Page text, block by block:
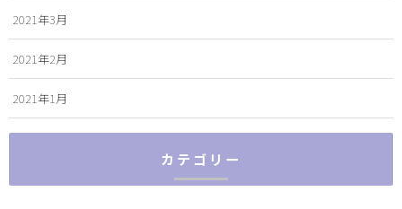
2021年3月
2021年2月
2021年1月
カテゴリー